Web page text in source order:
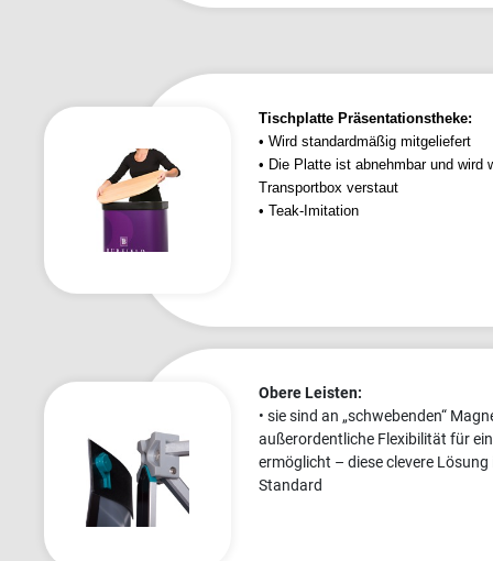
Tischplatte Präsentationstheke:
• Wird standardmäßig mitgeliefert
• Die Platte ist abnehmbar und wird
Transportbox verstaut
• Teak-Imitation
Obere Leisten:
• sie sind an „schwebenden“
außerordentliche Flexibilität für
ermöglicht – diese clevere
Standard